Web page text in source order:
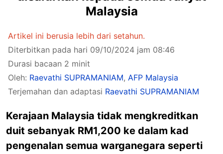
Malaysia
Artikel ini berusia lebih dari setahun.
Diterbitkan pada hari 09/10/2024 jam 08:46
Durasi bacaan 2 minit
Oleh: Raevathi SUPRAMANIAM, AFP Malaysia
Terjemahan dan adaptasi Raevathi SUPRAMANIAM
Kerajaan Malaysia tidak mengkreditkan
duit sebanyak RM1,200 ke dalam kad
pengenalan semua warganegara seperti